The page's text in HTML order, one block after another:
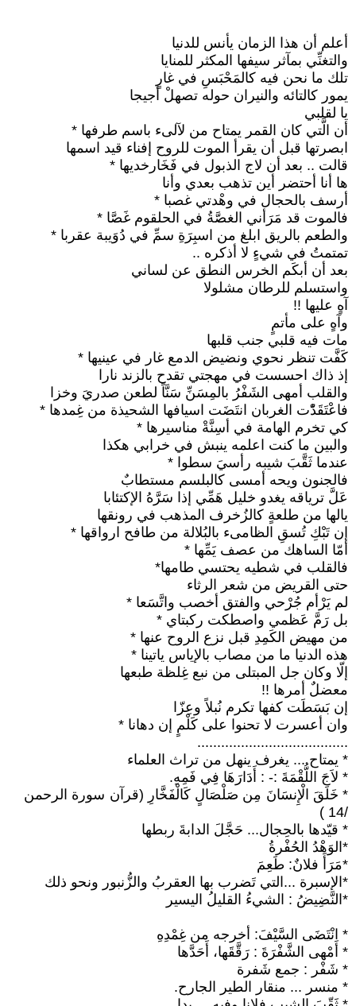
أعلم أن هذا الزمان يأنس للدنيا
والتغنِّي بمآثر سيفها المكثر للمنايا
تلك ما نحن فيه كالمَحْبَسِ في غارٍ
يمور كالتائه والنيران حوله تصهلْ أجيجا
يا لقلبي
أن الَّتي كان القمر يمتاح من لآلىء باسم طرفها *
ابصرتها قبل أن يقرأ الموت للروح إفناء قيد اسمها
قالت .. بعد أن لاج الذبول في فَخَارخديها *
ها أنا أحتضر أين تذهب بعدي وأنا
أرسف بالحجال في وهْدتي غصبا *
فالموت قد مَرَأني الغصَّةُ في الحلقوم غَصَّا *
والطعم بالريق ابلغ من اسبِرَةِ سمِّ في دُوَيبة عقربا *
تمتمتُ في شيءٍ لا أذكره ..
بعد أن أبكَم الخرس النطق عن لساني
واستسلم للرطان مشلولا
آهٍ عليها !!
وآهٍ على مأتمٍ
مات فيه قلبي جنب قلبها
كَفَّت تنظر نحوي ونضيض الدمع غار في عينيها *
إذ ذاك احسست في مهجتي تقدح بالزند نارا
والقلب أمهى الشَفْرُ بالمِسَنِّ سَنَّاً لطعن صدريَ وخزا
فاعْتَقَدّْت الغربان انتَضَت اسيافها الشحيذة من غِمدها *
كي تخرم الهامة في أسِنَّةْ مناسيرها *
والبين ما كنت اعلمه ينبش في خرابي هكذا
عندما ثَقَّبَ شيبه رأسيَ سطوا *
فالجنون ويحه أمسى كالبلسم مستطابٌ
عَلَّ ترياقه يغدو خليل هَمِّي إذا سَرَّهُ الإكتئابا
يالها من طلعةٍ كالزُخرف المذهب في رونقها
إن تَبْكِ تُسقِ الظامىء بالبُلالة من طافح ارواقها *
أمّا الساهك من عصف يَمِّها *
فالقلب في شطيه يحتسي طامها*
حتى القريض من شعر الرثاء
لم يَرْأم جُرْحي والفتق أخصب واتَّسَعا *
بل رَمَّ عَظمي واصطكت ركبتاي *
من مهيض الكَمِدِ قبل نزع الروح عنها *
هذه الدنيا ما من مصاب بالإياس ياتينا *
إلّا وكان جل المبتلى من نبع غِلظة طبعها
معضلٌ أمرها !!
إن بَسَطَت كفها تكرم نُبلاً وعِزّا
وان أعسرت لا تحنوا على كَلْمٍ إن دهانا *
......................................
* يمتاح ... يغرف ينهل من تراث العلماء
* لاَجَ اللُّقْمَةَ :- : أَدَارَهَا فِي فَمِهِ.
* خَلَقَ الْإِنسَانَ مِن صَلْصَالٍ كَالْفَخَّارِ (قرآن سورة الرحمن
/14 )
* قيّدها بالحِجال... حَجَّلَ الدابةَ ربطها
*الوَهْدُ الحُفْرةُ
*مَرَأَ فلانٌ: طَعِمَ
*الإسبرة ...التي تَضرب بها العقربُ والزُّنبور ونحو ذلك
*النَّضِيضُ : الشيءُ القليلُ اليسير
* انْتَضَى السَّيْفَ: أخرجه من غِمْدِهِ
* أَمْهى الشَّفْرَةَ : رَقَّقَها، أَحَدَّها
* شَفْر : جمع شَفرة
* منسر ... منقار الطير الجارح.